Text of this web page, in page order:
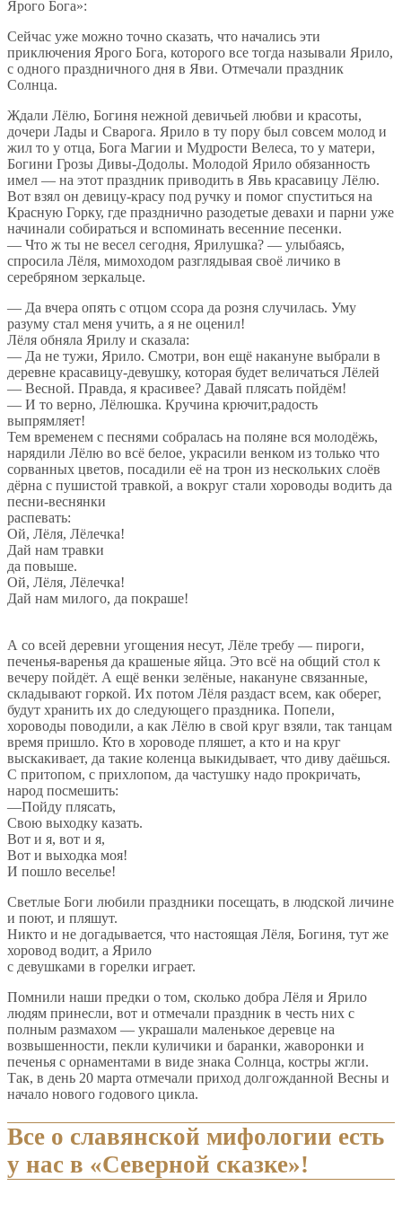
Ярого Бога»:
Сейчас уже можно точно сказать, что начались эти
приключения Ярого Бога, которого все тогда называли Ярило,
с одного праздничного дня в Яви. Отмечали праздник
Солнца.
Ждали Лёлю, Богиня нежной девичьей любви и красоты,
дочери Лады и Сварога. Ярило в ту пору был совсем молод и
жил то у отца, Бога Магии и Мудрости Велеса, то у матери,
Богини Грозы Дивы-Додолы. Молодой Ярило обязанность
имел — на этот праздник приводить в Явь красавицу Лёлю.
Вот взял он девицу-красу под ручку и помог спуститься на
Красную Горку, где празднично разодетые девахи и парни уже
начинали собираться и вспоминать весенние песенки.
— Что ж ты не весел сегодня, Ярилушка? — улыбаясь,
спросила Лёля, мимоходом разглядывая своё личико в
серебряном зеркальце.
— Да вчера опять с отцом ссора да розня случилась. Уму
разуму стал меня учить, а я не оценил!
Лёля обняла Ярилу и сказала:
— Да не тужи, Ярило. Смотри, вон ещё накануне выбрали в
деревне красавицу-девушку, которая будет величаться Лёлей
— Весной. Правда, я красивее? Давай плясать пойдём!
— И то верно, Лёлюшка. Кручина крючит,радость
выпрямляет!
Тем временем с песнями собралась на поляне вся молодёжь,
нарядили Лёлю во всё белое, украсили венком из только что
сорванных цветов, посадили её на трон из нескольких слоёв
дёрна с пушистой травкой, а вокруг стали хороводы водить да
песни-веснянки
распевать:
Ой, Лёля, Лёлечка!
Дай нам травки
да повыше.
Ой, Лёля, Лёлечка!
Дай нам милого, да покраше!
А со всей деревни угощения несут, Лёле требу — пироги,
печенья-варенья да крашеные яйца. Это всё на общий стол к
вечеру пойдёт. А ещё венки зелёные, накануне связанные,
складывают горкой. Их потом Лёля раздаст всем, как оберег,
будут хранить их до следующего праздника. Попели,
хороводы поводили, а как Лёлю в свой круг взяли, так танцам
время пришло. Кто в хороводе пляшет, а кто и на круг
выскакивает, да такие коленца выкидывает, что диву даёшься.
С притопом, с прихлопом, да частушку надо прокричать,
народ посмешить:
—Пойду плясать,
Свою выходку казать.
Вот и я, вот и я,
Вот и выходка моя!
И пошло веселье!
Светлые Боги любили праздники посещать, в людской личине
и поют, и пляшут.
Никто и не догадывается, что настоящая Лёля, Богиня, тут же
хоровод водит, а Ярило
с девушками в горелки играет.
Помнили наши предки о том, сколько добра Лёля и Ярило
людям принесли, вот и отмечали праздник в честь них с
полным размахом — украшали маленькое деревце на
возвышенности, пекли куличики и баранки, жаворонки и
печенья с орнаментами в виде знака Солнца, костры жгли.
Так, в день 20 марта отмечали приход долгожданной Весны и
начало нового годового цикла.
Все о славянской мифологии есть
у нас в «Северной сказке»!